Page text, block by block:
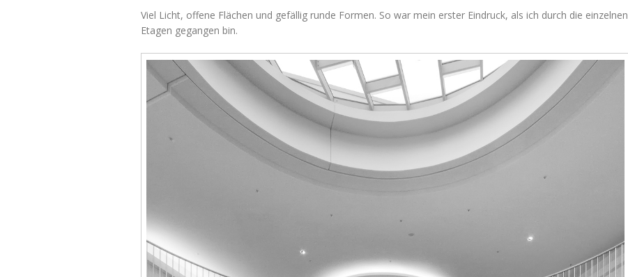
Viel Licht, offene Flächen und gefällig runde Formen. So war mein erster Eindruck, als ich durch die einzelnen
Etagen gegangen bin.